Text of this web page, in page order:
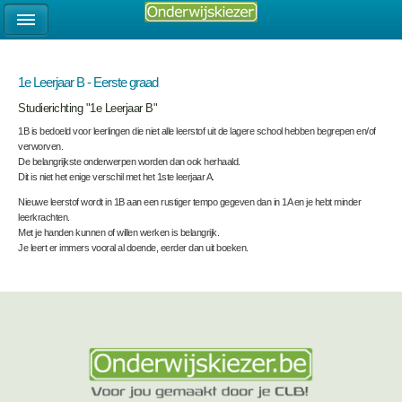
1e Leerjaar B - Eerste graad
Studierichting "1e Leerjaar B"
1B is bedoeld voor leerlingen die niet alle leerstof uit de lagere school hebben begrepen en/of
verworven.
De belangrijkste onderwerpen worden dan ook herhaald.
Dit is niet het enige verschil met het 1ste leerjaar A.
Nieuwe leerstof wordt in 1B aan een rustiger tempo gegeven dan in 1A en je hebt minder
leerkrachten.
Met je handen kunnen of willen werken is belangrijk.
Je leert er immers vooral al doende, eerder dan uit boeken.